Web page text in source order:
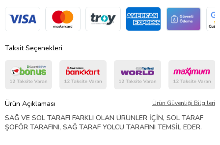
Taksit Seçenekleri
Ürün Açıklaması Ürün Güvenliği Bilgileri
SAĞ VE SOL TARAFI FARKLI OLAN ÜRÜNLER İÇİN, SOL TARAF
ŞOFÖR TARAFINI, SAĞ TARAF YOLCU TARAFINI TEMSİL EDER.